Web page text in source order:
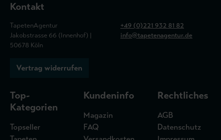
Kontakt
TapetenAgentur
Jakobstrasse 66 (Innenhof) |
50678 Köln
+49 (0)221 932 81 82
info@tapetenagentur.de
Vertrag widerrufen
Top-
Kategorien
Topseller
Kundeninfo
Magazin
FAQ
Rechtliches
AGB
Datenschutz